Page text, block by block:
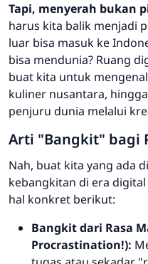
Tapi, menyerah bukan
harus kita balik menjadi
luar bisa masuk ke
bisa mendunia? Ruang
buat kita untuk
kuliner nusantara,
penjuru dunia melalui
Arti "Bangkit" bagi
Nah, buat kita yang ada
kebangkitan di era
hal konkret berikut:
Bangkit dari Rasa
Procrastination!):